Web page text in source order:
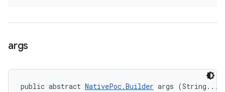
args
public abstract NativePoc.Builder args (String...